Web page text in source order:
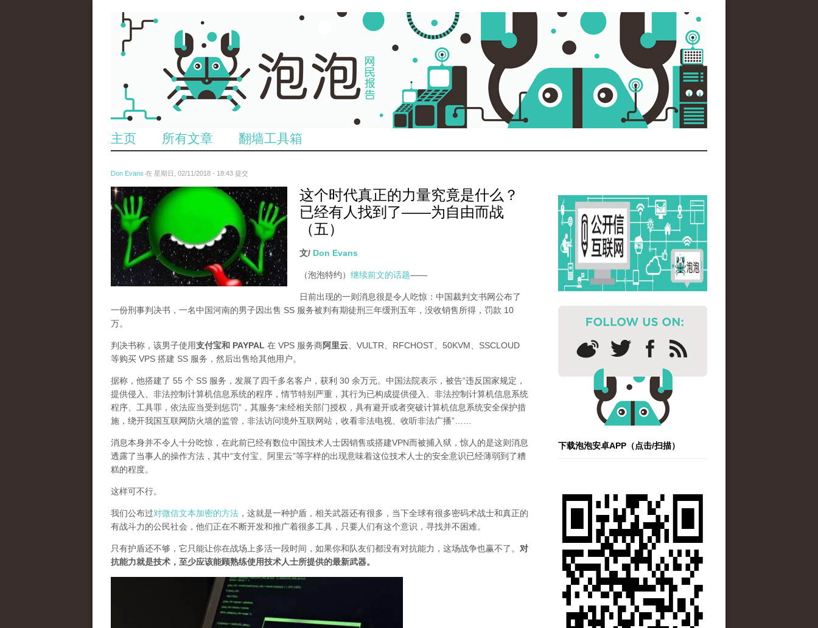
主页 所有文章 翻墙工具箱
Don Evans 在 星期日, 02/11/2018 - 18:43 提交
wechatimg1429.jpeg
这个时代真正的力量究竟是什么？
已经有人找到了——为自由而战
（五）
文/ Don Evans
（泡泡特约） 继续前文的话题——
日前出现的一则消息很是令人吃惊：中国裁判文书网公布了
一份刑事判决书，一名中国河南的男子因出售 SS 服务被判有期徒刑三年缓刑五年，没收销售所得，罚款 10
万。
判决书称，该男子使用支付宝和 PAYPAL 在 VPS 服务商阿里云 、VULTR、RFCHOST、50KVM、SSCLOUD
等购买 VPS 搭建 SS 服务，然后出售给其他用户。
据称，他搭建了 55 个 SS 服务，发展了四千多名客户，获利 30 余万元。中国法院表示，被告“违反国家规定，
提供侵入、非法控制计算机信息系统的程序，情节特别严重，其行为已构成提供侵入、非法控制计算机信息系统
程序、工具罪，依法应当受到惩罚”，其服务“未经相关部门授权，具有避开或者突破计算机信息系统安全保护措
施，绕开我国互联网防火墙的监管，非法访问境外互联网站，收看非法电视、收听非法广播”……
消息本身并不令人十分吃惊，在此前已经有数位中国技术人士因销售或搭建VPN而被捕入狱，惊人的是这则消息
透露了当事人的操作方法，其中“支付宝、阿里云”等字样的出现意味着这位技术人士的安全意识已经薄弱到了糟
糕的程度。
这样可不行。
我们公布过对微信文本加密的方法 ，这就是一种护盾，相关武器还有很多，当下全球有很多密码术战士和真正的
有战斗力的公民社会，他们正在不断开发和推广着很多工具，只要人们有这个意识，寻找并不困难。
只有护盾还不够，它只能让你在战场上多活一段时间，如果你和队友们都没有对抗能力，这场战争也赢不了。 对
抗能力就是技术，至少应该能顾熟练使用技术人士所提供的最新武器。
下载泡泡安卓APP（点击/扫描）